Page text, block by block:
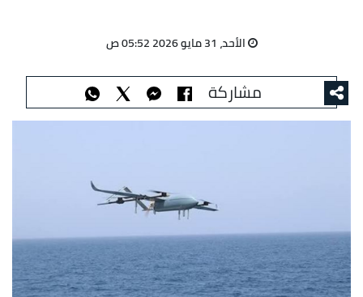
الأحد، 31 مايو 2026 05:52 ص
مشاركة